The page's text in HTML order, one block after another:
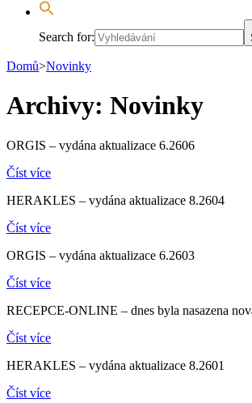
Search for:
Domů>Novinky
Archivy: Novinky
ORGIS – vydána aktualizace 6.2606
Číst více
HERAKLES – vydána aktualizace 8.2604
Číst více
ORGIS – vydána aktualizace 6.2603
Číst více
RECEPCE-ONLINE – dnes byla nasazena
Číst více
HERAKLES – vydána aktualizace 8.2601
Číst více